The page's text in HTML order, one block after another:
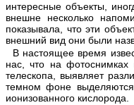
интересные объекты,
внешне несколько
показывала, что эти
внешний вид они были
В настоящее время
нас, что на фотоснимках
телескопа, выявляет
темном фоне
ионизованного кислорода.